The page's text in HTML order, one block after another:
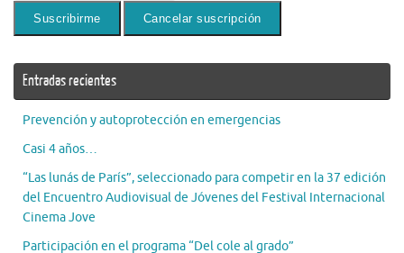
Entradas recientes
Prevención y autoprotección en emergencias
Casi 4 años…
“Las lunás de París”, seleccionado para competir en la 37 edición
del Encuentro Audiovisual de Jóvenes del Festival Internacional
Cinema Jove
Participación en el programa “Del cole al grado”